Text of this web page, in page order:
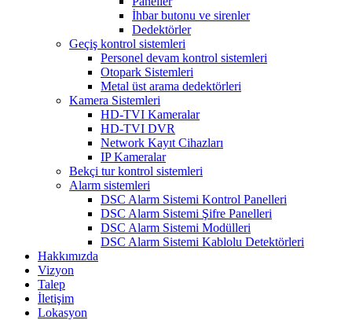
İhbar butonu ve sirenler
Dedektörler
Geçiş kontrol sistemleri
Personel devam kontrol sistemleri
Otopark Sistemleri
Metal üst arama dedektörleri
Kamera Sistemleri
HD-TVI Kameralar
HD-TVI DVR
Network Kayıt Cihazları
IP Kameralar
Bekçi tur kontrol sistemleri
Alarm sistemleri
DSC Alarm Sistemi Kontrol Panelleri
DSC Alarm Sistemi Şifre Panelleri
DSC Alarm Sistemi Modülleri
DSC Alarm Sistemi Kablolu Detektörleri
Hakkımızda
Vizyon
Talep
İletişim
Lokasyon